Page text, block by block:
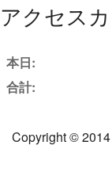
アクセス
本日:
合計:
Copyright ©